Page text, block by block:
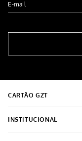
CARTÃO GZT
INSTITUCIONAL